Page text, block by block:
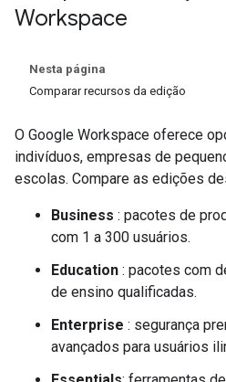
Workspace
Nesta página
Comparar recursos da edição
O Google Workspace oferece
indivíduos, empresas de
escolas. Compare as edições
Business : pacotes de
com 1 a 300 usuários.
Education : pacotes com
de ensino qualificadas.
Enterprise : segurança
avançados para usuários